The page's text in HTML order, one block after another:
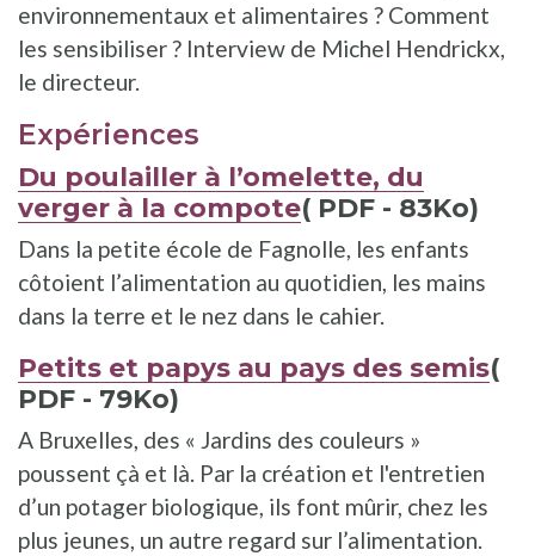
environnementaux et alimentaires ? Comment
les sensibiliser ? Interview de Michel Hendrickx,
le directeur.
Expériences
Du poulailler à l’omelette, du
verger à la compote( PDF - 83Ko)
Dans la petite école de Fagnolle, les enfants
côtoient l’alimentation au quotidien, les mains
dans la terre et le nez dans le cahier.
Petits et papys au pays des semis(
PDF - 79Ko)
A Bruxelles, des « Jardins des couleurs »
poussent çà et là. Par la création et l'entretien
d’un potager biologique, ils font mûrir, chez les
plus jeunes, un autre regard sur l’alimentation.